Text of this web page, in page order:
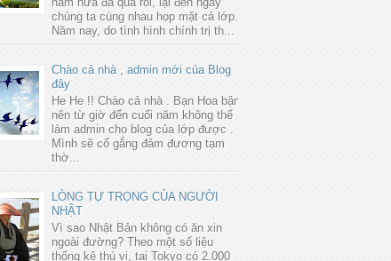
chúng ta cùng nhau họp mặt cả lớp.
Năm nay, do tình hình chính trị th...
Chào cả nhà , admin mới của Blog
đây
He He !! Chào cả nhà . Bạn Hoa bận
nên từ giờ đến cuối năm không thể
làm admin cho blog của lớp được .
Mình sẽ cố gắng đảm đương tạm
thờ...
LÒNG TỰ TRỌNG CỦA NGƯỜI
NHẬT
Vì sao Nhật Bản không có ăn xin
ngoài đường? Theo một số liệu
thống kê thú vị, tại Tokyo có 2.000